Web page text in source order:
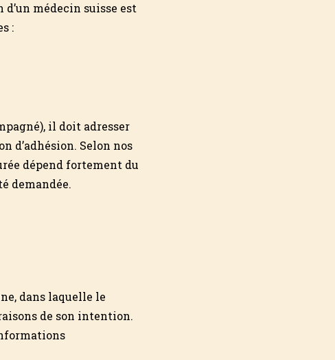
médecin suisse est
:
il doit adresser
d’adhésion. Selon nos
dépend fortement du
demandée.
dans laquelle le
de son intention.